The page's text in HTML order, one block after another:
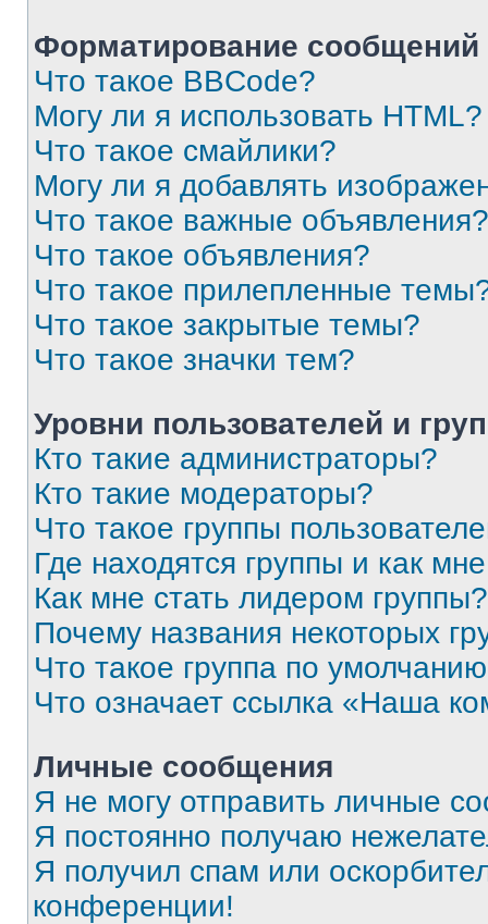
Форматирование
Что такое BBCode?
Могу ли я использовать HTML?
Что такое смайлики?
Могу ли я добавлять
Что такое важные объявления?
Что такое объявления?
Что такое прилепленные
Что такое закрытые темы?
Что такое значки тем?
Уровни пользователей и
Кто такие администраторы?
Кто такие модераторы?
Что такое группы
Где находятся группы и как
Как мне стать лидером группы?
Почему названия некоторых
Что такое группа по
Что означает ссылка «Наша
Личные сообщения
Я не могу отправить личные
Я постоянно получаю
Я получил спам или
конференции!